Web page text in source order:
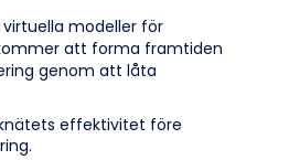
modeller för
att forma framtiden
genom att låta
effektivitet före